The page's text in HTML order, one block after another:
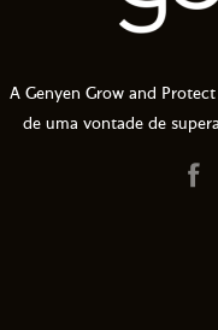
A Genyen Grow and
de uma vontade de